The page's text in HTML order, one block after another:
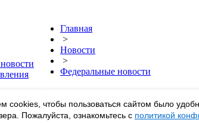
Главная
>
Новости
>
Федеральные новости
Федеральные
cookies, чтобы пользоваться сайтом было
Пожалуйста, ознакомьтесь с политикой